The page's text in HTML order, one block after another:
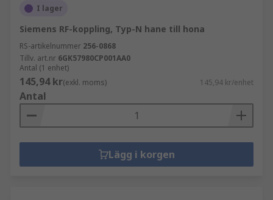
I lager
Siemens RF-koppling, Typ-N hane till hona
RS-artikelnummer 256-0868
Tillv. art.nr 6GK57980CP001AA0
Antal (1 enhet)
145,94 kr(exkl. moms) 145,94 kr/enhet
Antal
Lägg i korgen